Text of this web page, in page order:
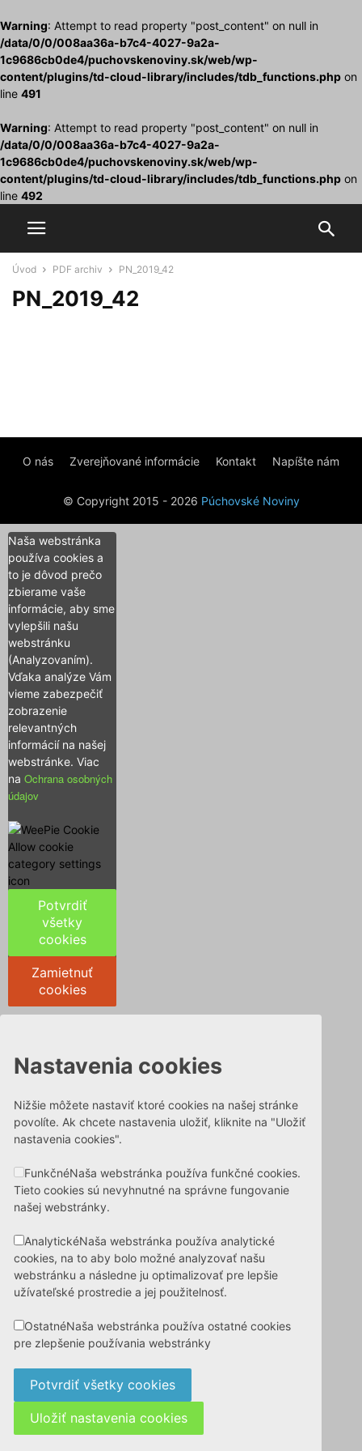
Warning: Attempt to read property "post_content" on null in
/data/0/0/008aa36a-b7c4-4027-9a2a-
1c9686cb0de4/puchovskenoviny.sk/web/wp-
content/plugins/td-cloud-library/includes/tdb_functions.php on
line 491
Warning: Attempt to read property "post_content" on null in
/data/0/0/008aa36a-b7c4-4027-9a2a-
1c9686cb0de4/puchovskenoviny.sk/web/wp-
content/plugins/td-cloud-library/includes/tdb_functions.php on
line 492
Úvod PDF archiv PN_2019_42
PN_2019_42
O nás Zverejňované informácie Kontakt Napíšte nám
© Copyright 2015 - 2026 Púchovské Noviny
Naša webstránka
používa cookies a
to je dôvod prečo
zbierame vaše
informácie, aby sme
vylepšili našu
webstránku
(Analyzovaním).
Vďaka analýze Vám
vieme zabezpečiť
zobrazenie
relevantných
informácií na našej
webstránke. Viac
na Ochrana osobných
údajov
Potvrdiť
všetky
cookies
Zamietnuť
cookies
Nastavenia cookies
Nižšie môžete nastaviť ktoré cookies na našej stránke
povolíte. Ak chcete nastavenia uložiť, kliknite na "Uložiť
nastavenia cookies".
FunkčnéNaša webstránka používa funkčné cookies.
Tieto cookies sú nevyhnutné na správne fungovanie
našej webstránky.
AnalytickéNaša webstránka používa analytické
cookies, na to aby bolo možné analyzovať našu
webstránku a následne ju optimalizovať pre lepšie
užívateľské prostredie a jej použitelnosť.
OstatnéNaša webstránka používa ostatné cookies
pre zlepšenie používania webstránky
Potvrdiť všetky cookies
Uložiť nastavenia cookies